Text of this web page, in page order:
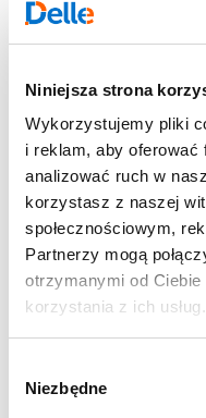
Niniejsza strona
Wykorzystujemy pliki
i reklam, aby oferować
analizować ruch w
korzystasz z naszej
społecznościowym,
Partnerzy mogą
otrzymanymi od
korzystania z ich usług.
zgody
Niezbędne